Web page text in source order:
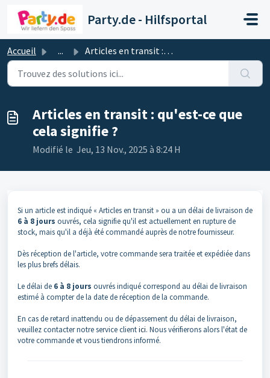
Party.de - Hilfsportal
Accueil ... Articles en transit : qu'est-ce que cela signifie ?
Articles en transit : qu'est-ce que
cela signifie ?
Modifié le Jeu, 13 Nov., 2025 à 8:24 H
Si un article est indiqué « Articles en transit » ou a un délai de livraison de
6 à 8 jours ouvrés, cela signifie qu'il est actuellement en rupture de
stock, mais qu'il a déjà été commandé auprès de notre fournisseur.
Dès réception de l'article, votre commande sera traitée et expédiée dans
les plus brefs délais.
Le délai de 6 à 8 jours ouvrés indiqué correspond au délai de livraison
estimé à compter de la date de réception de la commande.
En cas de retard inattendu ou de dépassement du délai de livraison,
veuillez contacter notre service clientici. Nous vérifierons alors l'état de
votre commande et vous tiendrons informé.